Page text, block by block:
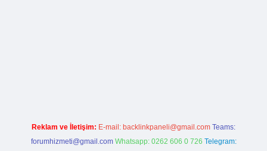
Reklam ve İletişim: E-mail: backlinkpaneli@gmail.com Teams:
forumhizmeti@gmail.com Whatsapp: 0262 606 0 726 Telegram: